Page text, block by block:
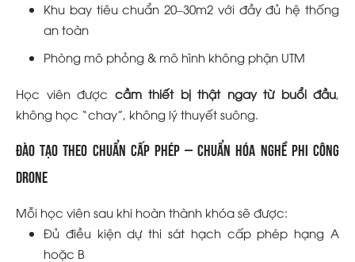
Khu bay tiêu chuẩn 20–30m2 với đầy đủ hệ thống
an toàn
Phòng mô phỏng & mô hình không phận UTM
Học viên được cầm thiết bị thật ngay từ buổi đầu
không học “chay”, không lý thuyết suông.
Đào tạo theo chuẩn cấp phép – Chuẩn hóa nghề phi công
drone
Mỗi học viên sau khi hoàn thành khóa sẽ được:
Đủ điều kiện dự thi sát hạch cấp phép hạng A
hoặc B